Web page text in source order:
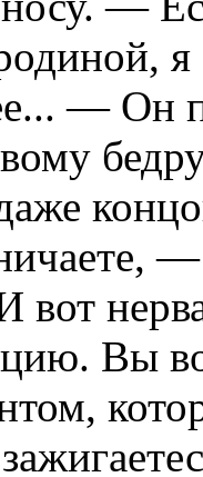
— Он
—
Вы